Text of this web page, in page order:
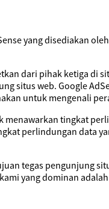
yang disediakan
dari pihak ketiga di
situs web. Google
untuk mengenali
tingkat
perlindungan data
tegas pengunjung
yang dominan